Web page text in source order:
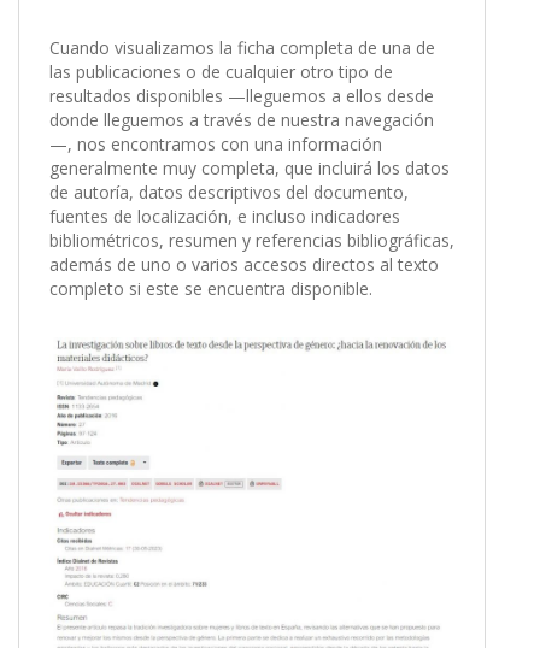
Cuando visualizamos la ficha completa de una de
las publicaciones o de cualquier otro tipo de
resultados disponibles —lleguemos a ellos desde
donde lleguemos a través de nuestra navegación
—, nos encontramos con una información
generalmente muy completa, que incluirá los datos
de autoría, datos descriptivos del documento,
fuentes de localización, e incluso indicadores
bibliométricos, resumen y referencias bibliográficas,
además de uno o varios accesos directos al texto
completo si este se encuentra disponible.